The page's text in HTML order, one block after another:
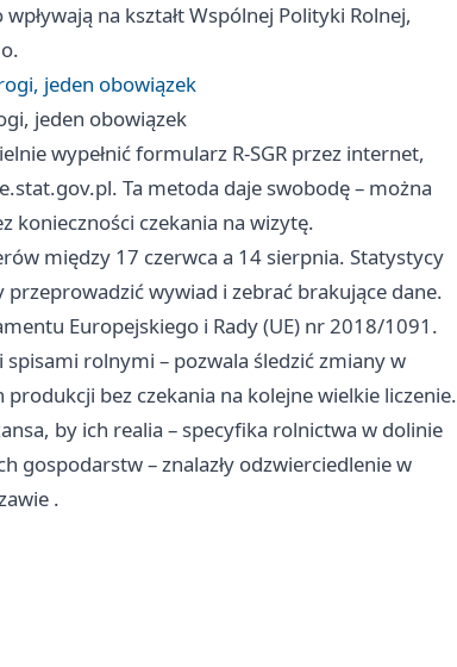
na kształt Wspólnej Polityki Rolnej,
jeden obowiązek
jeden obowiązek
wypełnić formularz R-SGR przez internet,
Ta metoda daje swobodę – można
konieczności czekania na wizytę.
między 17 czerwca a 14 sierpnia. Statystycy
wywiad i zebrać brakujące dane.
Europejskiego i Rady (UE) nr 2018/1091.
rolnymi – pozwala śledzić zmiany w
bez czekania na kolejne wielkie liczenie.
by ich realia – specyfika rolnictwa w dolinie
gospodarstw – znalazły odzwierciedlenie w
.